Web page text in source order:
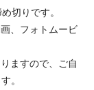
切りです。
、フォトムービ
ますので、ご自
。